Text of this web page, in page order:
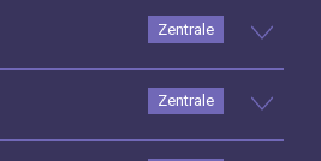
Zentrale
Zentrale